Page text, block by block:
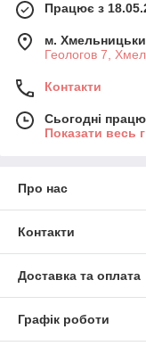
Працює з
м.
Геологов 7,
Контакти
Сьогодні
Показати весь
Про нас
Контакти
Доставка та оплата
Графік роботи